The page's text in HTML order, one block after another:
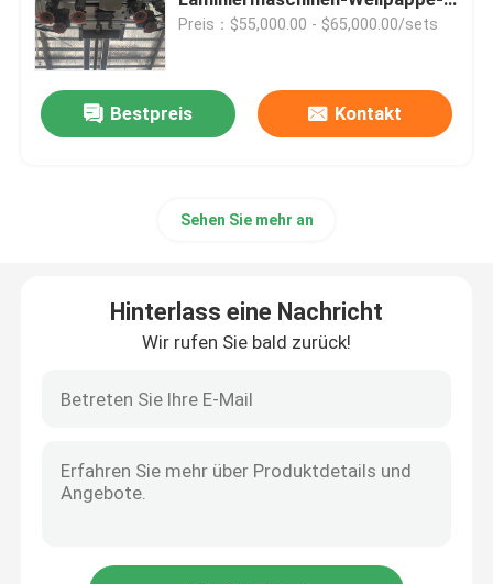
Hochgeschwindigkeits-Wellenlaminator
Papplamellierende Maschine
Ordner gluer Maschine
Auto-Stapler-Maschine
Stapelwendemaschine
Kleber-Lamellieren
Preis：$55,000.00 - $65,000.00/sets
Bestpreis Kontakt
Sehen Sie mehr an
Hinterlass eine Nachricht
Wir rufen Sie bald zurück!